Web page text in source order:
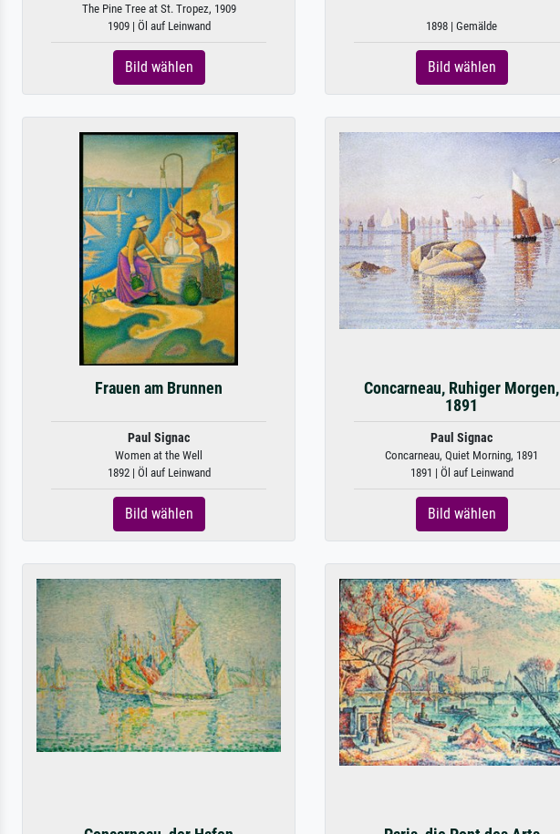
The Pine Tree at St. Tropez, 1909
1909 | Öl auf Leinwand
Bild wählen
1898 | Gemälde
Bild wählen
Frauen am Brunnen
Paul Signac
Women at the Well
1892 | Öl auf Leinwand
Bild wählen
Concarneau, Ruhiger Morgen,
1891
Paul Signac
Concarneau, Quiet Morning, 1891
1891 | Öl auf Leinwand
Bild wählen